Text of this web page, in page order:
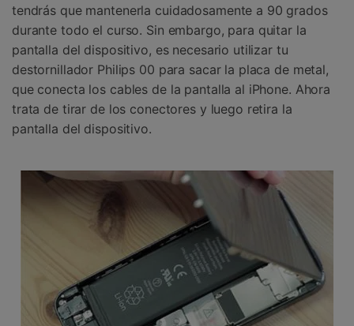
tendrás que mantenerla cuidadosamente a 90 grados
durante todo el curso. Sin embargo, para quitar la
pantalla del dispositivo, es necesario utilizar tu
destornillador Philips 00 para sacar la placa de metal,
que conecta los cables de la pantalla al iPhone. Ahora
trata de tirar de los conectores y luego retira la
pantalla del dispositivo.